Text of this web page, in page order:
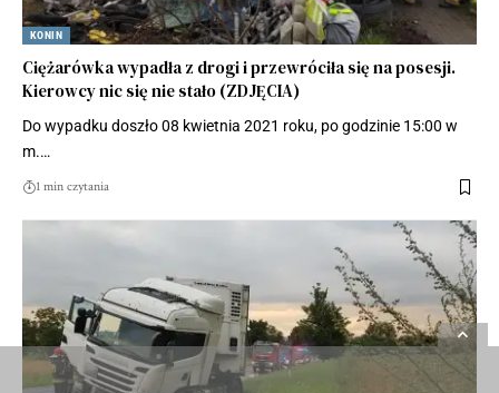
KONIN
Ciężarówka wypadła z drogi i przewróciła się na posesji.
Kierowcy nic się nie stało (ZDJĘCIA)
Do wypadku doszło 08 kwietnia 2021 roku, po godzinie 15:00 w
m.…
1 min czytania